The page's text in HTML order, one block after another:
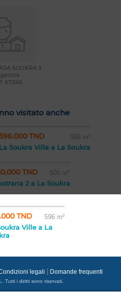
SOUKRA 3
67240
visitato anche
TND 596 m²
La Soukra Ville a La Soukra
TND 500 m²
2 a La Soukra
TND 596 m²
Ville a La
legali Domande frequenti
Tutti i diritti sono riservati.